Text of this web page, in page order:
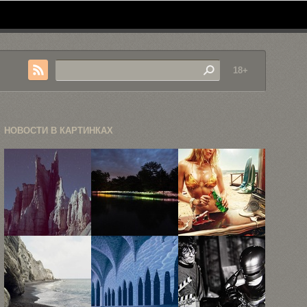
18+
НОВОСТИ В КАРТИНКАХ
Неизведанные
локации в
фотокарточках
Рубена ...
«Поле света»
—
инсталляция
Брюса ...
Рекламная
фотография
Жана Ива
Лемуаня